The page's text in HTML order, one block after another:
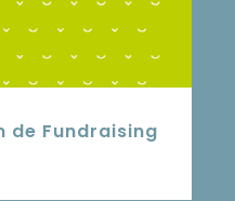
de Fundraising